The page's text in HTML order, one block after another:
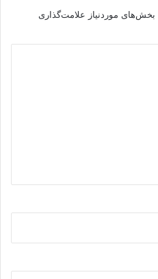
بخش‌های موردنیاز علامت‌گذاری